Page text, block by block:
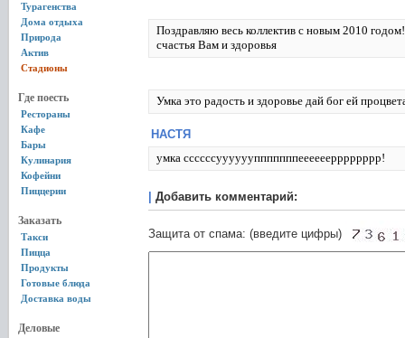
Турагенства
Дома отдыха
Природа
Актив
Стадионы
Где поесть
Рестораны
Кафе
Бары
Кулинария
Кофейни
Пиццерии
Заказать
Такси
Пицца
Продукты
Готовые блюда
Доставка воды
Деловые
Поздравляю весь коллектив с новым 2010
счастья Вам и здоровья
Умка это радость и здоровье дай бог ей
НАСТЯ
умка ссссссуууууупппппппеееееерррррррр!
Добавить комментарий:
Защита от спама: (введите цифры)